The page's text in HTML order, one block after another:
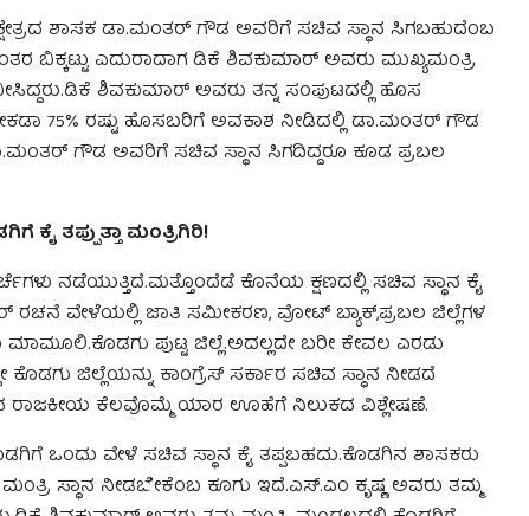
ಶಾಸಕ ಡಾ.ಮಂತರ್ ಗೌಡ ಅವರಿಗೆ ಸಚಿವ ಸ್ಥಾನ ಸಿಗಬಹುದೆಂಬ
ಬಿಕ್ಕಟ್ಟು ಎದುರಾದಾಗ ಡಿಕೆ ಶಿವಕುಮಾರ್ ಅವರು ಮುಖ್ಯಮಂತ್ರಿ
ಶಿವಕುಮಾರ್ ಅವರು ತನ್ನ ಸಂಪುಟದಲ್ಲಿ ಹೊಸ
75% ರಷ್ಟು ಹೊಸಬರಿಗೆ ಅವಕಾಶ ನೀಡಿದಲ್ಲಿ ಡಾ.ಮಂತರ್ ಗೌಡ
ಗೌಡ ಅವರಿಗೆ ಸಚಿವ ಸ್ಥಾನ ಸಿಗದಿದ್ದರೂ ಕೂಡ ಪ್ರಬಲ
ತಪ್ಪುತ್ತಾ ಮಂತ್ರಿಗಿರಿ!
ನಡೆಯುತ್ತಿದೆ.ಮತ್ತೊಂದೆಡೆ ಕೊನೆಯ ಕ್ಷಣದಲ್ಲಿ ಸಚಿವ ಸ್ಥಾನ ಕೈ
ರಚನೆ ವೇಳೆಯಲ್ಲಿ ಜಾತಿ ಸಮೀಕರಣ, ವೋಟ್ ಬ್ಯಾಕ್,ಪ್ರಬಲ ಜಿಲ್ಲೆಗಳ
ಪುಟ್ಟ ಜಿಲ್ಲೆ.ಅದಲ್ಲದೇ ಬರೀ ಕೇವಲ ಎರಡು
ಜಿಲ್ಲೆಯನ್ನು ಕಾಂಗ್ರೆಸ್ ಸರ್ಕಾರ ಸಚಿವ ಸ್ಥಾನ ನೀಡದೆ
ರಾಜಕೀಯ ಕೆಲವೊಮ್ಮೆ ಯಾರ ಊಹೆಗೆ ನಿಲುಕದ ವಿಶ್ಲೇಷಣೆ.
ಒಂದು ವೇಳೆ ಸಚಿವ ಸ್ಥಾನ ಕೈ ತಪ್ಪಬಹದು.ಕೊಡಗಿನ ಶಾಸಕರು
ಸ್ಥಾನ ನೀಡಬೇಕೆಂಬ ಕೂಗು ಇದೆ.ಎಸ್.ಎಂ‌ ಕೃಷ್ಣ ಅವರು ತಮ್ಮ